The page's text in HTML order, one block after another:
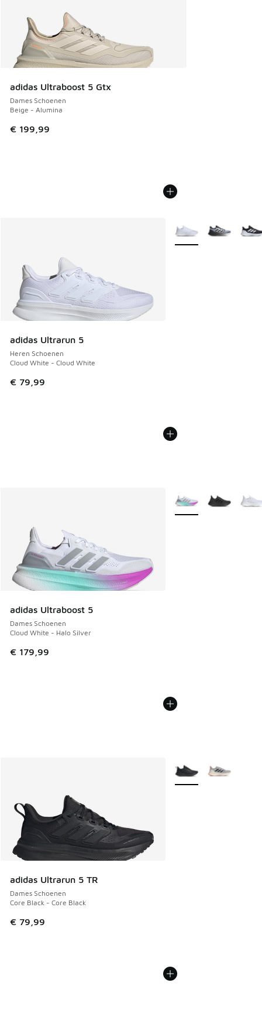
adidas Ultraboost 5 Gtx
Dames Schoenen
Beige - Alumina
€ 199,99
adidas Ultrarun 5
Heren Schoenen
Cloud White - Cloud White
€ 79,99
Meer kleuren
adidas Ultraboost 5
Dames Schoenen
Cloud White - Halo Silver
€ 179,99
Meer kleuren
adidas Ultrarun 5 TR
Dames Schoenen
Core Black - Core Black
€ 79,99
Meer kleuren